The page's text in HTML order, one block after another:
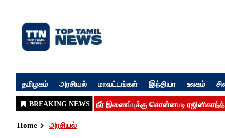
தமிழகம் அரசியல் மாவட்டங்கள் இந்தியா உலகம்
Home அரசியல்